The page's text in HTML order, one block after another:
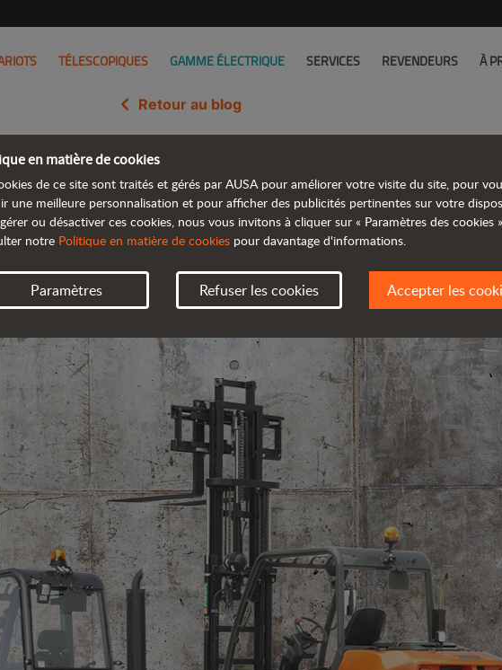
TÉLESCOPIQUES GAMME ÉLECTRIQUE SERVICES REVENDEURS À
Retour au blog
vers la nouvelle génération de
en matière de cookies
de ce site sont traités et gérés par AUSA pour améliorer votre visite du site, pour
une meilleure personnalisation et pour afficher des publicités pertinentes sur votre
ou désactiver ces cookies, nous vous invitons à cliquer sur « Paramètres des cookies
notre Politique en matière de cookies pour davantage d'informations.
Paramètres Refuser les cookies Accepter les